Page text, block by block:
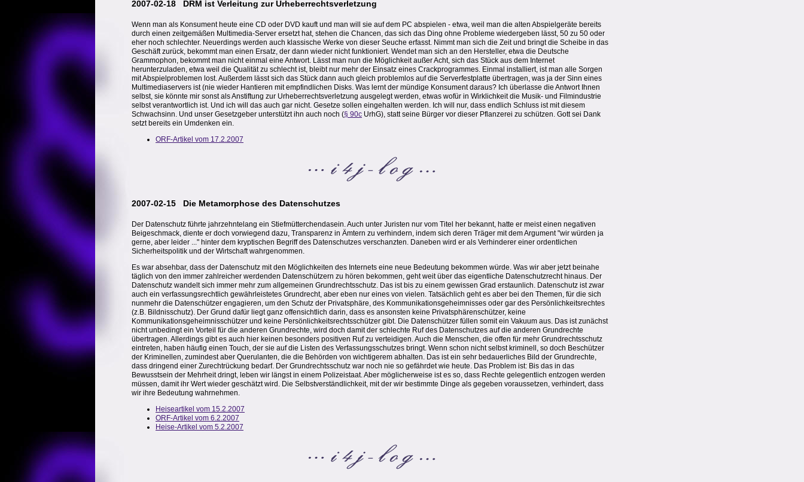
2007-02-18 DRM ist Verleitung zur Urheberrechtsverletzung
Wenn man als Konsument heute eine CD oder DVD kauft und man will sie auf dem PC abspielen - etwa, weil man die alten Abspielgeräte bereits
durch einen zeitgemäßen Multimedia-Server ersetzt hat, stehen die Chancen, das sich das Ding ohne Probleme wiedergeben lässt, 50 zu 50 oder
eher noch schlechter. Neuerdings werden auch klassische Werke von dieser Seuche erfasst. Nimmt man sich die Zeit und bringt die Scheibe in das
Geschäft zurück, bekommt man einen Ersatz, der dann wieder nicht funktioniert. Wendet man sich an den Hersteller, etwa die Deutsche
Grammophon, bekommt man nicht einmal eine Antwort. Lässt man nun die Möglichkeit außer Acht, sich das Stück aus dem Internet
herunterzuladen, etwa weil die Qualität zu schlecht ist, bleibt nur mehr der Einsatz eines Crackprogrammes. Einmal installiert, ist man alle Sorgen
mit Abspielproblemen lost. Außerdem lässt sich das Stück dann auch gleich problemlos auf die Serverfestplatte übertragen, was ja der Sinn eines
Multimediaservers ist (nie wieder Hantieren mit empfindlichen Disks. Was lernt der mündige Konsument daraus? Ich überlasse die Antwort Ihnen
selbst, sie könnte mir sonst als Anstiftung zur Urheberrechtsverletzung ausgelegt werden, etwas wofür in Wirklichkeit die Musik- und Filmindustrie
selbst verantwortlich ist. Und ich will das auch gar nicht. Gesetze sollen eingehalten werden. Ich will nur, dass endlich Schluss ist mit diesem
Schwachsinn. Und unser Gesetzgeber unterstützt ihn auch noch (§ 90c UrhG), statt seine Bürger vor dieser Pflanzerei zu schützen. Gott sei Dank
setzt bereits ein Umdenken ein.
ORF-Artikel vom 17.2.2007
2007-02-15 Die Metamorphose des Datenschutzes
Der Datenschutz führte jahrzehntelang ein Stiefmütterchendasein. Auch unter Juristen nur vom Titel her bekannt, hatte er meist einen negativen
Beigeschmack, diente er doch vorwiegend dazu, Transparenz in Ämtern zu verhindern, indem sich deren Träger mit dem Argument "wir würden ja
gerne, aber leider ..." hinter dem kryptischen Begriff des Datenschutzes verschanzten. Daneben wird er als Verhinderer einer ordentlichen
Sicherheitspolitik und der Wirtschaft wahrgenommen.
Es war absehbar, dass der Datenschutz mit den Möglichkeiten des Internets eine neue Bedeutung bekommen würde. Was wir aber jetzt beinahe
täglich von den immer zahlreicher werdenden Datenschützern zu hören bekommen, geht weit über das eigentliche Datenschutzrecht hinaus. Der
Datenschutz wandelt sich immer mehr zum allgemeinen Grundrechtsschutz. Das ist bis zu einem gewissen Grad erstaunlich. Datenschutz ist zwar
auch ein verfassungsrechtlich gewährleistetes Grundrecht, aber eben nur eines von vielen. Tatsächlich geht es aber bei den Themen, für die sich
nunmehr die Datenschützer engagieren, um den Schutz der Privatsphäre, des Kommunikationsgeheimnisses oder gar des Persönlichkeitsrechtes
(z.B. Bildnisschutz). Der Grund dafür liegt ganz offensichtlich darin, dass es ansonsten keine Privatsphärenschützer, keine
Kommunikationsgeheimnisschützer und keine Persönlichkeitsrechtsschützer gibt. Die Datenschützer füllen somit ein Vakuum aus. Das ist zunächst
nicht unbedingt ein Vorteil für die anderen Grundrechte, wird doch damit der schlechte Ruf des Datenschutzes auf die anderen Grundrechte
übertragen. Allerdings gibt es auch hier keinen besonders positiven Ruf zu verteidigen. Auch die Menschen, die offen für mehr Grundrechtsschutz
eintreten, haben häufig einen Touch, der sie auf die Listen des Verfassungsschutzes bringt. Wenn schon nicht selbst kriminell, so doch Beschützer
der Kriminellen, zumindest aber Querulanten, die die Behörden von wichtigerem abhalten. Das ist ein sehr bedauerliches Bild der Grundrechte,
dass dringend einer Zurechtrückung bedarf. Der Grundrechtsschutz war noch nie so gefährdet wie heute. Das Problem ist: Bis das in das
Bewusstsein der Mehrheit dringt, leben wir längst in einem Polizeistaat. Aber möglicherweise ist es so, dass Rechte gelegentlich entzogen werden
müssen, damit ihr Wert wieder geschätzt wird. Die Selbstverständlichkeit, mit der wir bestimmte Dinge als gegeben voraussetzen, verhindert, dass
wir ihre Bedeutung wahrnehmen.
Heiseartikel vom 15.2.2007
ORF-Artikel vom 6.2.2007
Heise-Artikel vom 5.2.2007